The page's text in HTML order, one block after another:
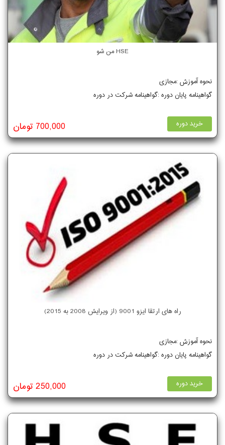
HSE من شو
نحوه آموزش :مجازی
گواهینامه پایان دوره :گواهینامه شرکت در دوره
خرید دوره 700,000 تومان
راه های ارتقا ایزو 9001 (از ویرایش 2008 به 2015)
نحوه آموزش :مجازی
گواهینامه پایان دوره :گواهینامه شرکت در دوره
خرید دوره 250,000 تومان